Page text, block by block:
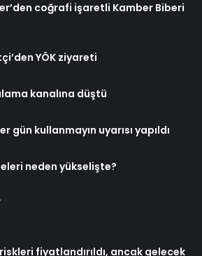
coğrafi işaretli Kamber Biberi
YÖK ziyareti
kanalına düştü
gün kullanmayın uyarısı yapıldı
neden yükselişte?
fiyatlandırıldı, ancak gelecek